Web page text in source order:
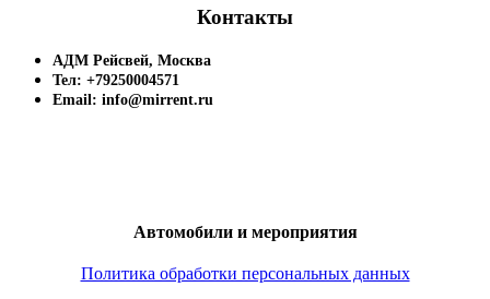
Контакты
АДМ Рейсвей, Москва
Тел: +79250004571
Email: info@mirrent.ru
Автомобили и мероприятия
Политика обработки персональных данных